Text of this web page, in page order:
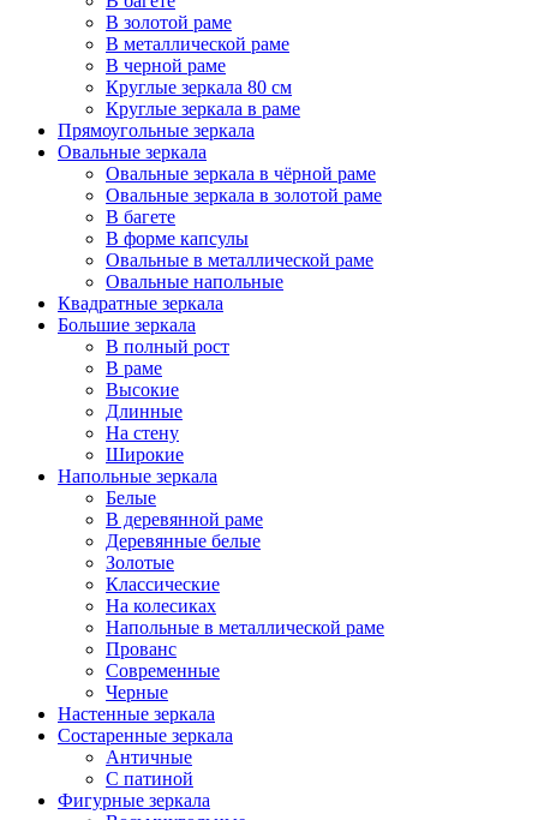
В золотой раме
В металлической раме
В черной раме
Круглые зеркала 80 см
Круглые зеркала в раме
Прямоугольные зеркала
Овальные зеркала
Овальные зеркала в чёрной раме
Овальные зеркала в золотой раме
В багете
В форме капсулы
Овальные в металлической раме
Овальные напольные
Квадратные зеркала
Большие зеркала
В полный рост
В раме
Высокие
Длинные
На стену
Широкие
Напольные зеркала
Белые
В деревянной раме
Деревянные белые
Золотые
Классические
На колесиках
Напольные в металлической раме
Прованс
Современные
Черные
Настенные зеркала
Состаренные зеркала
Античные
С патиной
Фигурные зеркала